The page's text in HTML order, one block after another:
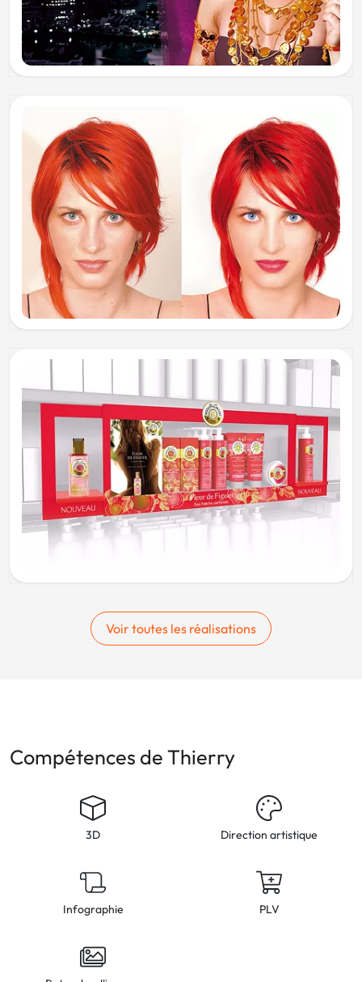
Voir toutes les réalisations
Compétences de Thierry
3D Direction artistique
Infographie PLV